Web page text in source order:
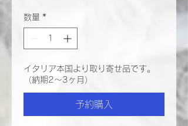
数量 *
イタリア本国より取り寄せ品です。
（納期2～3ヶ月）
予約購入